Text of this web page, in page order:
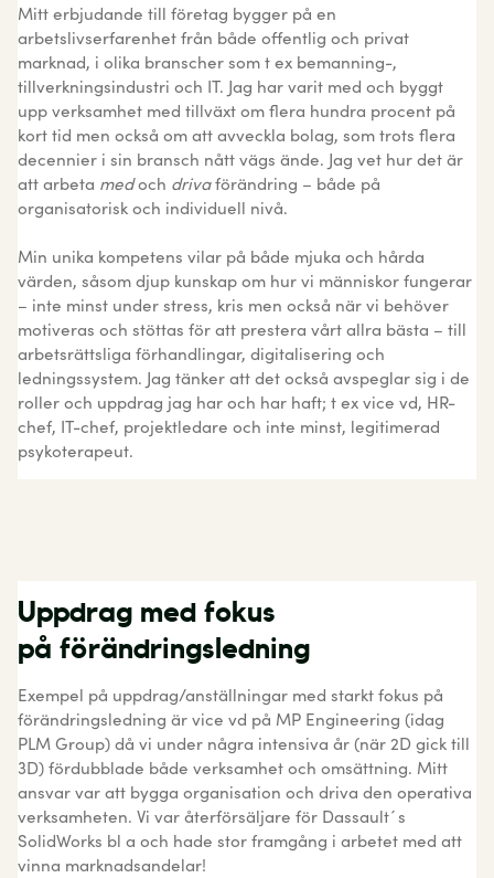
Mitt erbjudande till företag bygger på en
arbetslivserfarenhet från både offentlig och privat
marknad, i olika branscher som t ex bemanning-,
tillverkningsindustri och IT. Jag har varit med och byggt
upp verksamhet med tillväxt om flera hundra procent på
kort tid men också om att avveckla bolag, som trots flera
decennier i sin bransch nått vägs ände. Jag vet hur det är
att arbeta medoch drivaförändring – både på
organisatorisk och individuell nivå.
Min unika kompetens vilar på både mjuka och hårda
värden, såsom djup kunskap om hur vi människor fungerar
– inte minst under stress, kris men också när vi behöver
motiveras och stöttas för att prestera vårt allra bästa – till
arbetsrättsliga förhandlingar, digitalisering och
ledningssystem. Jag tänker att det också avspeglar sig i de
roller och uppdrag jag har och har haft; t ex vice vd, HR-
chef, IT-chef, projektledare och inte minst, legitimerad
psykoterapeut.
Uppdrag med fokus
på förändringsledning
Exempel på uppdrag/anställningar med starkt fokus på
förändringsledning är vice vd på MP Engineering (idag
PLM Group) då vi under några intensiva år (när 2D gick till
3D) fördubblade både verksamhet och omsättning. Mitt
ansvar var att bygga organisation och driva den operativa
verksamheten. Vi var återförsäljare för Dassault´s
SolidWorks bl a och hade stor framgång i arbetet med att
vinna marknadsandelar!